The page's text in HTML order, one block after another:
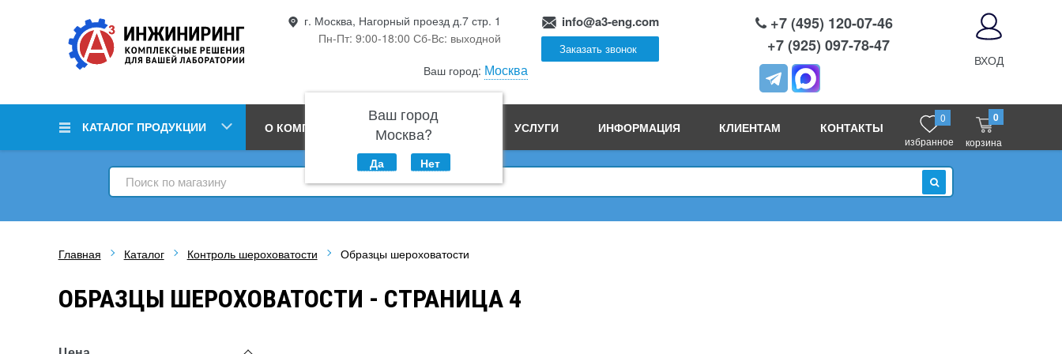
г. Москва, Нагорный проезд д.7 стр. 1
Пн-Пт: 9:00-18:00 Сб-Вс: выходной
Ваш город: Москва
Ваш город
Москва?
Да Нет
info@a3-eng.com
Заказать звонок
+7 (495) 120-07-46
+7 (925) 097-78-47
ВХОД
КАТАЛОГ ПРОДУКЦИИ О КОМПАНИИ ПРОИЗВОДСТВО УСЛУГИ ИНФОРМАЦИЯ КЛИЕНТАМ КОНТАКТЫ
0
избранное
0
корзина
ИСКАТЬ
Главная Каталог Контроль шероховатости Образцы шероховатости
ОБРАЗЦЫ ШЕРОХОВАТОСТИ - СТРАНИЦА 4